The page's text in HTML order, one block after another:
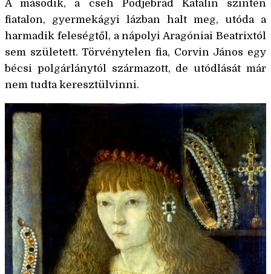
A második, a cseh Podjebrád Katalin szintén
fiatalon, gyermekágyi lázban halt meg, utóda a
harmadik feleségtől, a nápolyi Aragóniai Beatrixtól
sem született. Törvénytelen fia, Corvin János egy
bécsi polgárlánytól származott, de utódlását már
nem tudta keresztülvinni.